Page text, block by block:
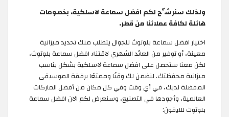
ولذلك سنرشِّح لكم افضل سماعة لاسلكية، بخصومات
هائلة لكافة عملائنا من قطر.
اختيار افضل سماعة بلوتوث للجوال يتطلب منك تحديد ميزانية
معينة، أو توفير من العائد الشهري لاقتناء افضل سماعة بلوتوث،
لكن معنا ستحصل على افضل سماعة لاسلكية بشكل يناسب
ميزانية محفظتك. لنضمن لك وقتًا وممتعًا برفقة الموسيقى
المفضلة لديك، في أي وقت وفي كل مكان من أفضل الماركات
العالمية، وأجودها في التصنيع، وسنعرض لكم الان افضل سماعة
بلوتوث للايفون: